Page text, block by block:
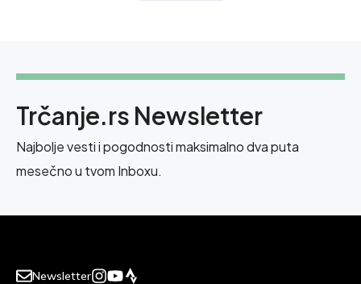
Trčanje.rs Newsletter
Najbolje vesti i pogodnosti maksimalno dva puta
mesečno u tvom Inboxu.
Newsletter